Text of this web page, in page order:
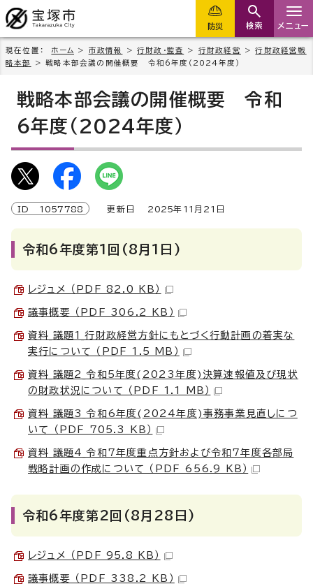
防災 検索 メニュー
現在位置： ホーム > 市政情報 >行財政・監査 > 行財政経営 >行財政経営戦
略本部
> 戦略本部会議の開催概要 令和6年度（2024年度）
戦略本部会議の開催概要 令和
6年度（2024年度）
ID 1057788 更新日 2025年 11 月 21 日
令和6年度第1回(8月1日)
レジュメ （PDF 82.0 KB）
議事概要 （PDF 306.2 KB）
資料_議題1_行財政経営方針にもとづく行動計画の着実な
実行について （PDF 1.5 MB）
資料_議題2_令和5年度(2023年度)決算速報値及び現状
の財政状況について （PDF 1.1 MB）
資料_議題3_令和6年度(2024年度)事務事業見直しにつ
いて （PDF 705.3 KB）
資料_議題4_令和7年度重点方針および令和7年度各部局
戦略計画の作成について （PDF 656.9 KB）
令和6年度第2回(8月28日)
レジュメ （PDF 95.8 KB）
議事概要 （PDF 338.2 KB）